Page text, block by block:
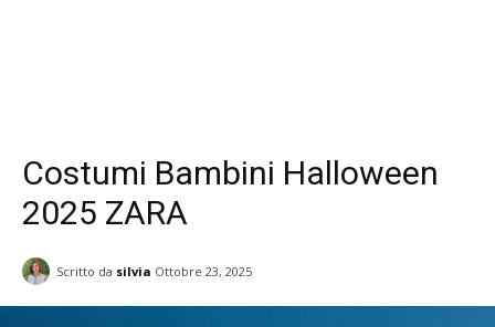
Costumi Bambini Halloween
2025 ZARA
Scritto da silvia Ottobre 23, 2025